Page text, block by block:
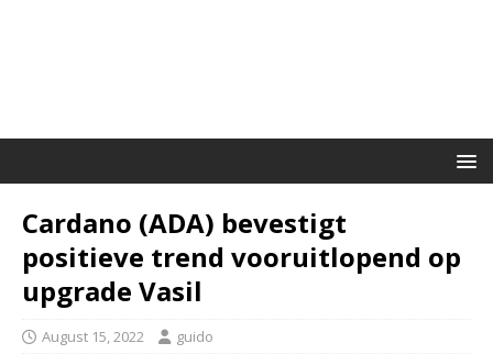
Cardano (ADA) bevestigt
positieve trend vooruitlopend op
upgrade Vasil
August 15, 2022 guido